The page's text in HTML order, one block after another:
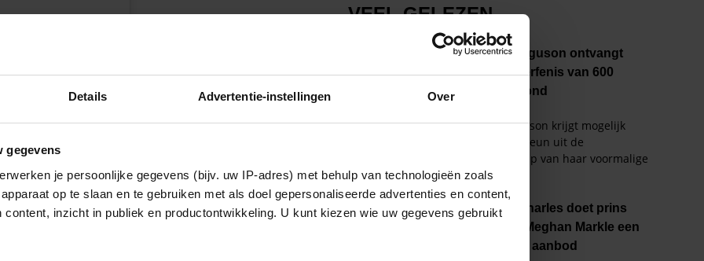
Details Advertentie-instellingen Over
gegevens
je persoonlijke gegevens (bijv. uw IP-adres) met behulp van technologieën zoals
op te slaan en te gebruiken met als doel gepersonaliseerde advertenties en content,
content, inzicht in publiek en productontwikkeling. U kunt kiezen wie uw gegevens gebruikt
(@jmidy)